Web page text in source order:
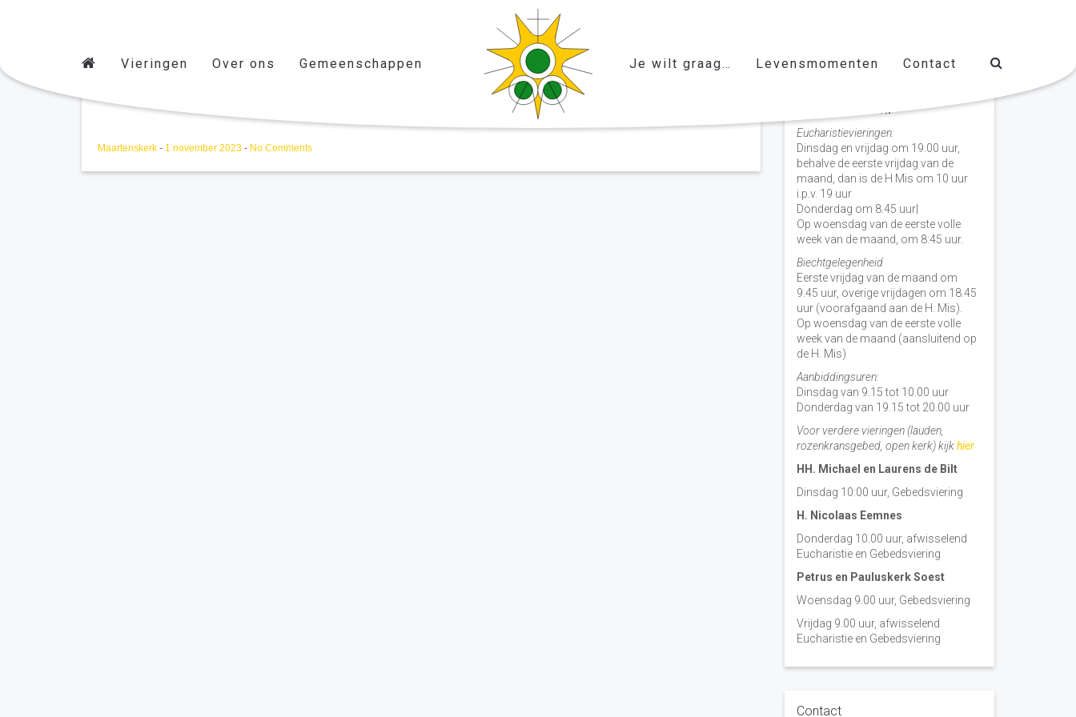
Vieringen Over ons Gemeenschappen Je wilt graag… Levensmomenten Contact
Maartenskerk - 1 november 2023 - No Comments
Vieringen door de week
H. Nicolaas Baarn
Eucharistievieringen:
Dinsdag en vrijdag om 19.00 uur,
behalve de eerste vrijdag van de
maand, dan is de H Mis om 10 uur
i.p.v. 19 uur
Donderdag om 8.45 uur|
Op woensdag van de eerste volle
week van de maand, om 8:45 uur.
Biechtgelegenheid
Eerste vrijdag van de maand om
9.45 uur, overige vrijdagen om 18.45
uur (voorafgaand aan de H. Mis).
Op woensdag van de eerste volle
week van de maand (aansluitend op
de H. Mis)
Aanbiddingsuren:
Dinsdag van 9.15 tot 10.00 uur
Donderdag van 19.15 tot 20.00 uur
Voor verdere vieringen (lauden,
rozenkransgebed, open kerk) kijkhier
HH. Michael en Laurens de Bilt
Dinsdag 10:00 uur, Gebedsviering
H. Nicolaas Eemnes
Donderdag 10.00 uur, afwisselend
Eucharistie en Gebedsviering
Petrus en Pauluskerk Soest
Woensdag 9.00 uur, Gebedsviering
Vrijdag 9.00 uur, afwisselend
Eucharistie en Gebedsviering
Contact